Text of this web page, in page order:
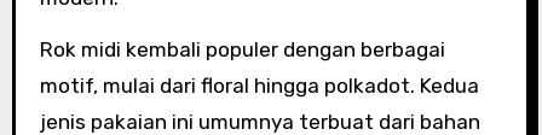
Rok midi kembali populer dengan berbagai
motif, mulai dari floral hingga polkadot. Kedua
jenis pakaian ini umumnya terbuat dari bahan